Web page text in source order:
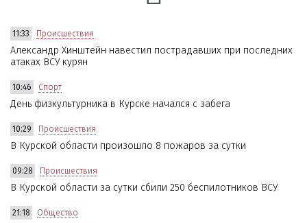
11:33 Происшествия
Александр Хинштейн навестил пострадавших при последних
атаках ВСУ курян
10:46 Спорт
День физкультурника в Курске начался с забега
10:29 Происшествия
В Курской области произошло 8 пожаров за сутки
09:28 Происшествия
В Курской области за сутки сбили 250 беспилотников ВСУ
21:18 Общество